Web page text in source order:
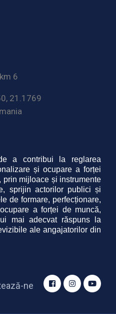
6
21.1769
a contribui la reglarea
și ocupare a forței
prin mijloace și instrumente
sprijin actorilor publici și
de formare, perfecționare,
a forței de muncă,
mai adecvat răspuns
la
ale angajatorilor din
ne